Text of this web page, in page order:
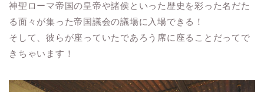
神聖ローマ帝国の皇帝や諸侯といった歴史を彩った名だた
る面々が集った帝国議会の議場に入場できる！
そして、彼らが座っていたであろう席に座ることだってで
きちゃいます！